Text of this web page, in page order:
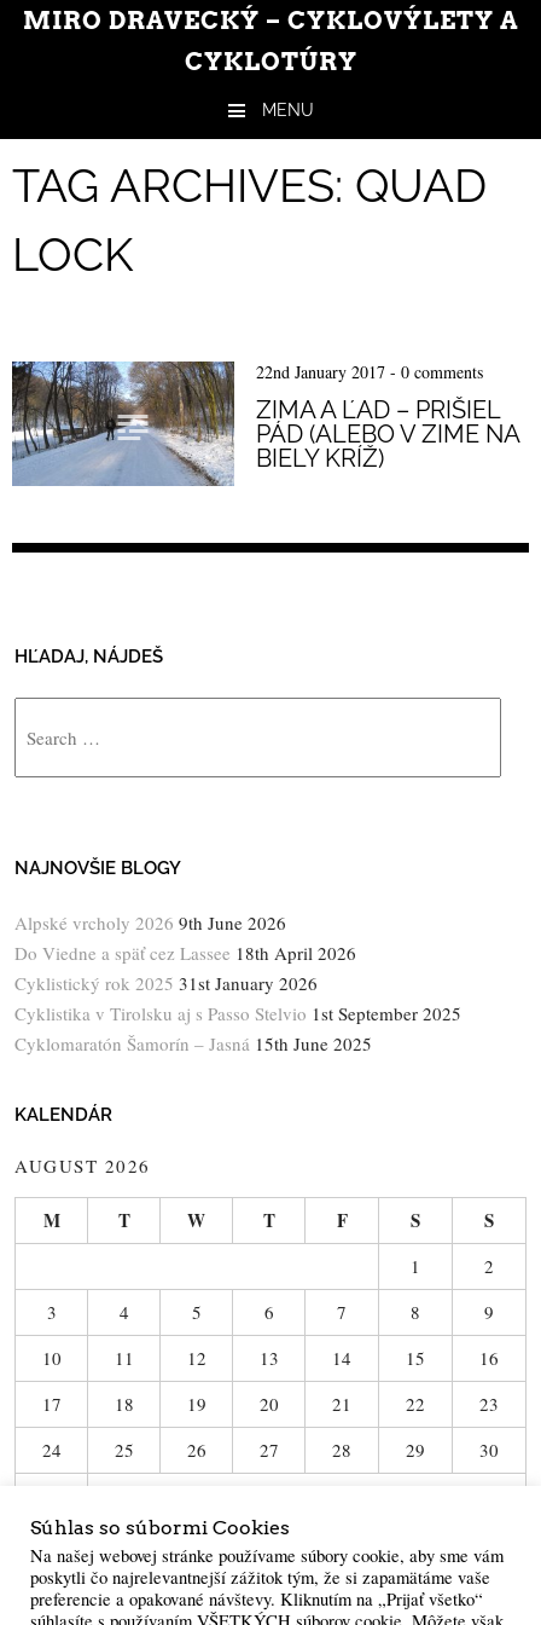
MIRO DRAVECKÝ – CYKLOVÝLETY A
CYKLOTÚRY
MENU
TAG ARCHIVES: QUAD
LOCK
22nd January 2017 - 0 comments
ZIMA A ĽAD – PRIŠIEL
PÁD (ALEBO V ZIME NA
BIELY KRÍŽ)
HĽADAJ, NÁJDEŠ
NAJNOVŠIE BLOGY
Alpské vrcholy 2026 9th June 2026
Do Viedne a späť cez Lassee 18th April 2026
Cyklistický rok 2025 31st January 2026
Cyklistika v Tirolsku aj s Passo Stelvio 1st September 2025
Cyklomaratón Šamorín – Jasná 15th June 2025
KALENDÁR
AUGUST 2026
M T W T F S S
1
2
3
4 5 6 7 8
9
10
11 12 13 14 15
16
17
18 19 20 21 22
23
24
25 26 27 28 29
30
« Jun
Súhlas so súbormi Cookies
Na našej webovej stránke používame súbory cookie, aby sme vám
poskytli čo najrelevantnejší zážitok tým, že si zapamätáme vaše
preferencie a opakované návštevy. Kliknutím na „Prijať všetko“